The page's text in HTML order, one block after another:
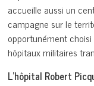
accueille aussi un
campagne sur le
opportunément
hôpitaux militaires
L’hôpital Robert